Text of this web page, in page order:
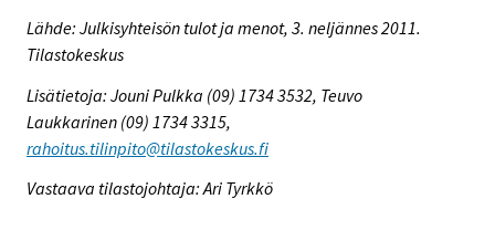
Lähde: Julkisyhteisön tulot ja menot, 3. neljännes 2011.
Tilastokeskus
Lisätietoja: Jouni Pulkka (09) 1734 3532, Teuvo
Laukkarinen (09) 1734 3315,
rahoitus.tilinpito@tilastokeskus.fi
Vastaava tilastojohtaja: Ari Tyrkkö